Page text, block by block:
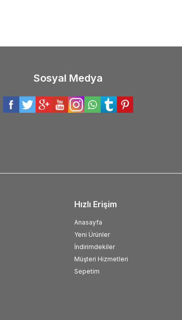
Sosyal Medya
Hızlı Erişim
Anasayfa
Yeni Ürünler
İndirimdekiler
Müşteri Hizmetleri
Sepetim